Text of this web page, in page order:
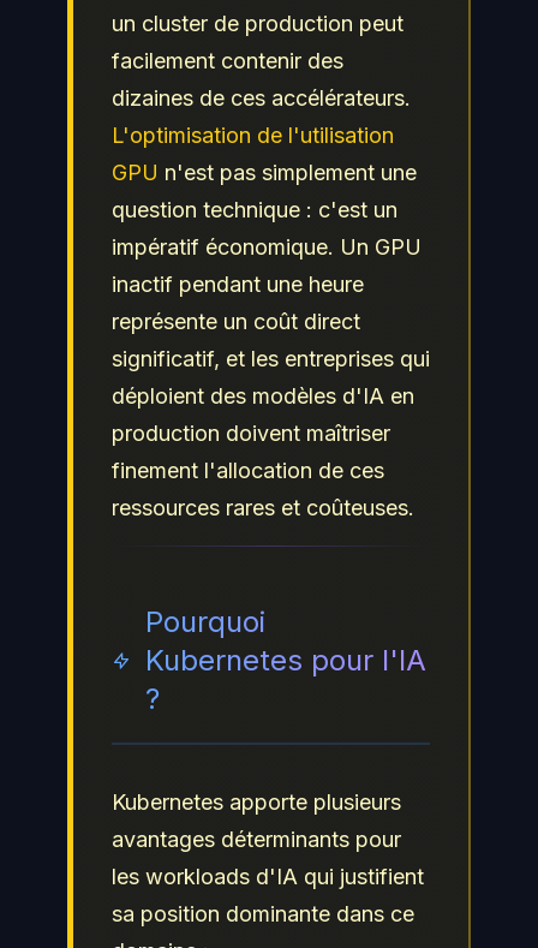
un cluster de production peut
facilement contenir des
dizaines de ces accélérateurs.
L'optimisation de l'utilisation
GPU n'est pas simplement une
question technique : c'est un
impératif économique. Un GPU
inactif pendant une heure
représente un coût direct
significatif, et les entreprises qui
déploient des modèles d'IA en
production doivent maîtriser
finement l'allocation de ces
ressources rares et coûteuses.
Pourquoi
Kubernetes pour l'IA
?
Kubernetes apporte plusieurs
avantages déterminants pour
les workloads d'IA qui justifient
sa position dominante dans ce